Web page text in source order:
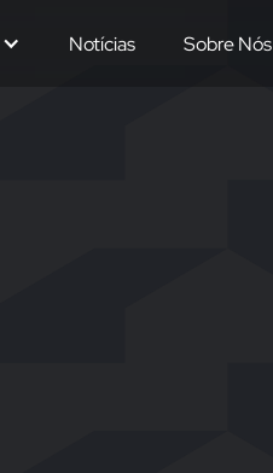
Notícias Sobre Nós